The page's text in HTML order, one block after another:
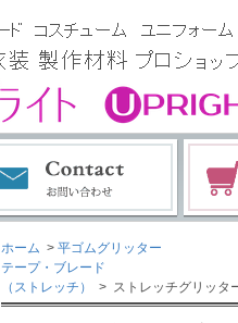
ホーム > 平ゴムグリッター
テープ・ブレード
（ストレッチ）
> ストレッチグリッタ